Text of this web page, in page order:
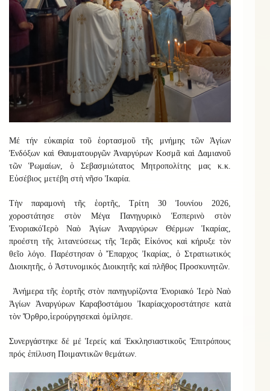
Μέ τήν εὐκαιρία τοῦ ἑορτασμοῦ τῆς μνήμης τῶν Ἁγίων
Ἐνδόξων καὶ Θαυματουργῶν Ἀναργύρων Κοσμᾶ καὶ Δαμιανοῦ
τῶν Ῥωμαίων, ὁ Σεβασμιώτατος Μητροπολίτης μας κ.κ.
Εὐσέβιος μετέβη στὴ νῆσο Ἰκαρία.
Τὴν παραμονὴ τῆς ἑορτῆς, Τρίτη 30 Ἰουνίου 2026,
χοροστάτησε στὸν Μέγα Πανηγυρικὸ Ἑσπερινὸ στὸν
ἘνοριακόἹερὸ Ναὸ Ἁγίων Ἀναργύρων Θέρμων Ἰκαρίας,
προέστη τῆς λιτανεύσεως τῆς Ἱερᾶς Εἰκόνος καὶ κήρυξε τὸν
θεῖο λόγο. Παρέστησαν ὁ Ἔπαρχος Ἰκαρίας, ὁ Στρατιωτικός
Διοικητῆς, ὁ Ἀστυνομικός Διοικητῆς καί πλῆθος Προσκυνητῶν.
Ἀνήμερα τῆς ἑορτῆς στὸν πανηγυρίζονταἘνοριακό Ἱερὸ Ναὸ
Ἁγίων Ἀναργύρων Καραβοστάμου Ἰκαρίαςχοροστάτησε κατὰ
τὸν Ὄρθρο,ἱερούργησεκαὶ ὁμίλησε.
Συνεργάστηκε δέ μέ Ἱερείς καί Ἐκκλησιαστικοῦς Ἐπιτρόπους
πρός ἐπίλυση Ποιμαντικῶν θεμάτων.